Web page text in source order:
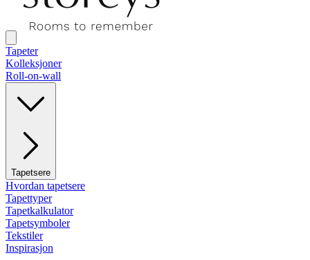
Tapeter
Kolleksjoner
Roll-on-wall
Tapetsere
Hvordan tapetsere
Tapettyper
Tapetkalkulator
Tapetsymboler
Tekstiler
Inspirasjon